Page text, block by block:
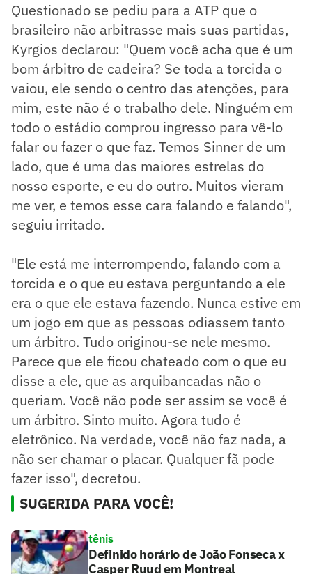
Questionado se pediu para a ATP que o
brasileiro não arbitrasse mais suas partidas,
Kyrgios declarou: "Quem você acha que é um
bom árbitro de cadeira? Se toda a torcida o
vaiou, ele sendo o centro das atenções, para
mim, este não é o trabalho dele. Ninguém em
todo o estádio comprou ingresso para vê-lo
falar ou fazer o que faz. Temos Sinner de um
lado, que é uma das maiores estrelas do
nosso esporte, e eu do outro. Muitos vieram
me ver, e temos esse cara falando e falando",
seguiu irritado.
"Ele está me interrompendo, falando com a
torcida e o que eu estava perguntando a ele
era o que ele estava fazendo. Nunca estive em
um jogo em que as pessoas odiassem tanto
um árbitro. Tudo originou-se nele mesmo.
Parece que ele ficou chateado com o que eu
disse a ele, que as arquibancadas não o
queriam. Você não pode ser assim se você é
um árbitro. Sinto muito. Agora tudo é
eletrônico. Na verdade, você não faz nada, a
não ser chamar o placar. Qualquer fã pode
fazer isso", decretou.
SUGERIDA PARA VOCÊ!
tênis
Definido horário de João Fonseca x
Casper Ruud em Montreal